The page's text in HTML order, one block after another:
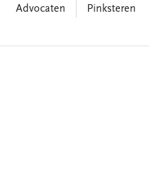
Advocaten
Pinksteren